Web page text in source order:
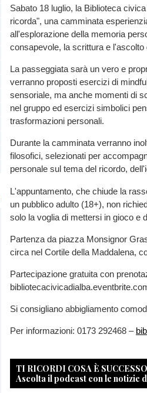
Sabato 18 luglio, la Biblioteca
ricorda", una camminata
all'esplorazione della memoria
consapevole, la scrittura e l'ascolto
La passeggiata sarà un vero e
verranno proposti esercizi di
sensoriale, ma anche momenti di
nel gruppo ed esercizi simbolici
trasformazioni personali.
Durante la camminata verranno
filosofici, selezionati per
personale sul tema del ricordo,
L'appuntamento, che chiude la
un pubblico adulto (18+), non
solo la voglia di mettersi in gioco e
Partenza da piazza Monsignor
circa nel Cortile della Maddalena,
Partecipazione gratuita con
Si consigliano abbigliamento
Per informazioni: 0173 292468 –
TI RICORDI COSA È
Ascolta il podcast con le notizie